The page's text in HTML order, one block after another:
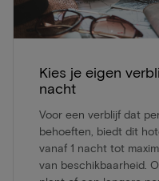
Kies je eigen
nacht
Voor een verblijf dat
behoeften, biedt dit
vanaf 1 nacht tot
van beschikbaarheid.